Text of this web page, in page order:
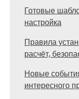
Готовые
настройка
Правила
расчёт,
Новые
интересного